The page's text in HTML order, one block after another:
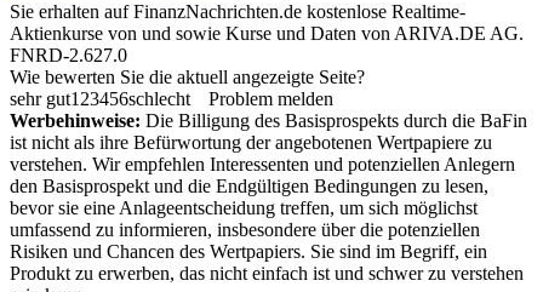
Sie erhalten auf FinanzNachrichten.de kostenlose Realtime-
Aktienkurse von und sowie Kurse und Daten von ARIVA.DE AG.
FNRD-2.627.0
Wie bewerten Sie die aktuell angezeigte Seite?
sehr gut1 23456schlecht
Problem melden
Werbehinweise: Die Billigung des Basisprospekts durch die BaFin
ist nicht als ihre Befürwortung der angebotenen Wertpapiere zu
verstehen. Wir empfehlen Interessenten und potenziellen Anlegern
den Basisprospekt und die Endgültigen Bedingungen zu lesen,
bevor sie eine Anlageentscheidung treffen, um sich möglichst
umfassend zu informieren, insbesondere über die potenziellen
Risiken und Chancen des Wertpapiers. Sie sind im Begriff, ein
Produkt zu erwerben, das nicht einfach ist und schwer zu verstehen